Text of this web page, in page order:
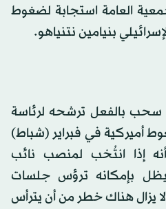
العامة استجابة لضغوط
بنيامين نتنياهو.
سحب بالفعل ترشحه لرئاسة
أميركية في فبراير (شباط)
إذا انتُخب لمنصب نائب
بإمكانه ترؤس جلسات
يزال هناك خطر من أن يترأس